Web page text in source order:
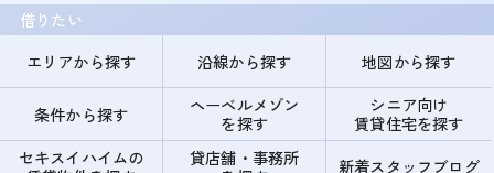
借りたい
エリアから探す
沿線から探す 地図から探す
条件から探す
ヘーベルメゾン
を探す
シニア向け
賃貸住宅を探す
セキスイハイムの
貸店舗・事務所
新着スタッフブログ